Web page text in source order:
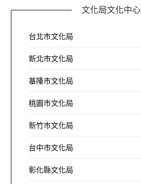
文化局文化中心
台北市文化局
新北市文化局
基隆市文化局
桃園市文化局
新竹市文化局
台中市文化局
彰化縣文化局